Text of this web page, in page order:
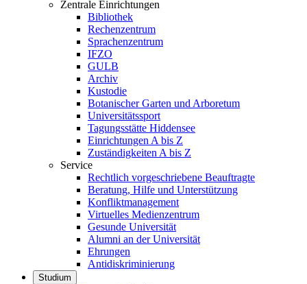
Zentrale Einrichtungen
Bibliothek
Rechenzentrum
Sprachenzentrum
IFZO
GULB
Archiv
Kustodie
Botanischer Garten und Arboretum
Universitätssport
Tagungsstätte Hiddensee
Einrichtungen A bis Z
Zuständigkeiten A bis Z
Service
Rechtlich vorgeschriebene Beauftragte
Beratung, Hilfe und Unterstützung
Konfliktmanagement
Virtuelles Medienzentrum
Gesunde Universität
Alumni an der Universität
Ehrungen
Antidiskriminierung
Studium